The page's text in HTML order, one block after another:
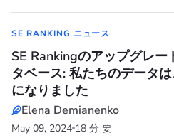
SE RANKING ニュース
SE Rankingのアップグレ
タベース: 私たちのデータ
になりました
Elena Demianenko
May 09, 2024 18 分 要